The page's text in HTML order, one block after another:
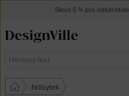
Hledat
Nábytek
Sleva 5 % pro odběratele